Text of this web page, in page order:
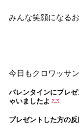
みんな笑顔になる
今日もクロワッサ
バレンタインにプレ
ゃいましたよ
プレゼントした方の